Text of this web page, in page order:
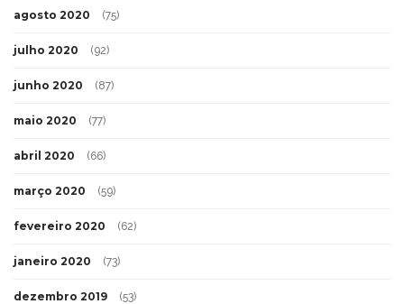
agosto 2020 (75)
julho 2020 (92)
junho 2020 (87)
maio 2020 (77)
abril 2020 (66)
março 2020 (59)
fevereiro 2020 (62)
janeiro 2020 (73)
dezembro 2019 (53)